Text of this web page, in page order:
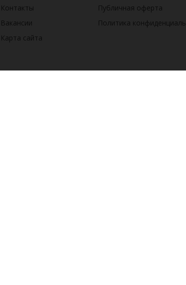
Контакты
Вакансии
Карта сайта
Публичная оферта
Политика